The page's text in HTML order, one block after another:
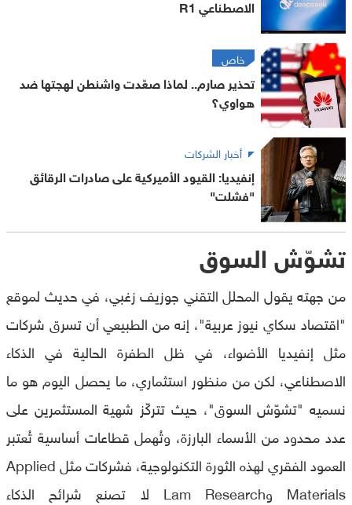
الاصطناعي R1
خاص
تحذير صارم.. لماذا صعّدت واشنطن لهجتها ضد
هواوي؟
أخبار الشركات
إنفيديا: القيود الأميركية على صادرات الرقائق
"فشلت"
تشوّش السوق
من جهته يقول المحلل التقني جوزيف زغبي، في حديث لموقع
"اقتصاد سكاي نيوز عربية"، إنه من الطبيعي أن تسرق شركات
مثل إنفيديا الأضواء، في ظل الطفرة الحالية في الذكاء
الاصطناعي، لكن من منظور استثماري، ما يحصل اليوم هو ما
نسميه "تشوّش السوق"، حيث تتركّز شهية المستثمرين على
عدد محدود من الأسماء البارزة، وتُهمل قطاعات أساسية تُعتبر
العمود الفقري لهذه الثورة التكنولوجية، فشركات مثل Applied
Materials وLam Research لا تصنع شرائح الذكاء